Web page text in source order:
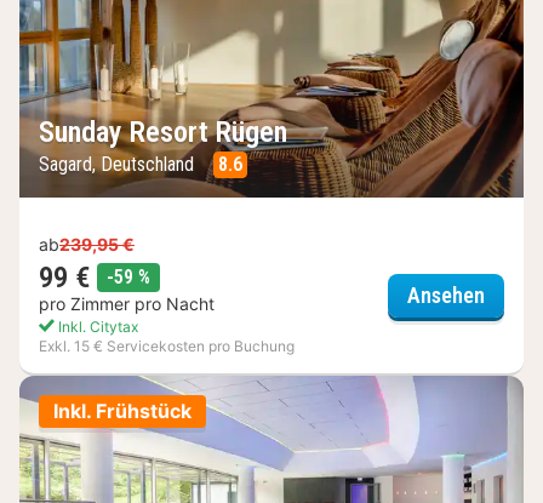
Sunday Resort Rügen
Sagard, Deutschland 8.6
ab239,95 €
99 € -59 %
pro Zimmer pro Nacht
Inkl. Citytax
Exkl. 15 € Servicekosten pro Buchung
Ansehen
Inkl. Frühstück